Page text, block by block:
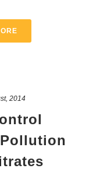
2014